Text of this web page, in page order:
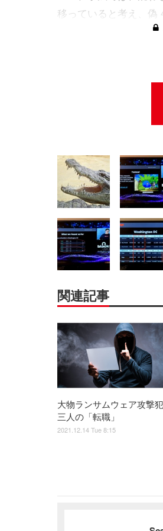
移っていると考え、偽
関連記事
大物ランサムウェア攻撃犯
三人の「転職」
2021.12.14 Tue 8:15